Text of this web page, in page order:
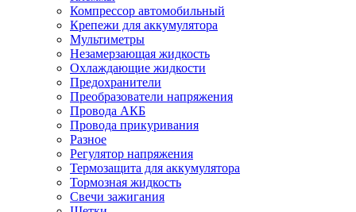
Компрессор автомобильный
Крепежи для аккумулятора
Мультиметры
Незамерзающая жидкость
Охлаждающие жидкости
Предохранители
Преобразователи напряжения
Провода АКБ
Провода прикуривания
Разное
Регулятор напряжения
Термозащита для аккумулятора
Тормозная жидкость
Свечи зажигания